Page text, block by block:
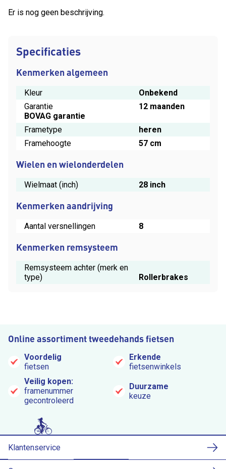
Er is nog geen beschrijving.
Specificaties
Kenmerken algemeen
Kleur
Onbekend
Garantie
12 maanden
BOVAG garantie
Frametype
heren
Framehoogte
57 cm
Wielen en wielonderdelen
Wielmaat (inch) 28 inch
Kenmerken aandrijving
Aantal versnellingen 8
Kenmerken remsysteem
Remsysteem achter (merk en
type)
Rollerbrakes
Online assortiment tweedehands fietsen
Voordelig
fietsen
Erkende
fietsenwinkels
Veilig kopen:
framenummer
gecontroleerd
Duurzame
keuze
Klantenservice